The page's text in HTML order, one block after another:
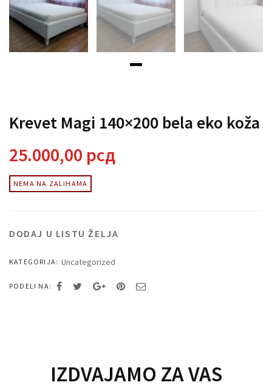
Krevet Magi 140×200 bela eko koža
25.000,00 рсд
NEMA NA ZALIHAMA
DODAJ U LISTU ŽELJA
KATEGORIJA: Uncategorized
PODELI NA:
IZDVAJAMO ZA VAS